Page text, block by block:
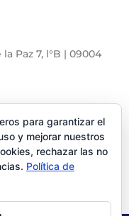
Paz 7, l°B | 09004
para garantizar el
y mejorar nuestros
rechazar las no
Política de